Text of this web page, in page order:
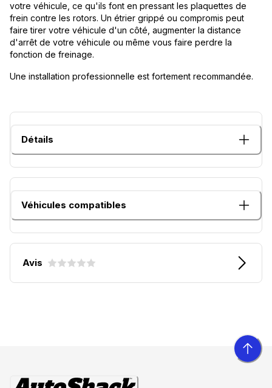
votre véhicule, ce qu'ils font en pressant les plaquettes de
frein contre les rotors. Un étrier grippé ou compromis peut
faire tirer votre véhicule d'un côté, augmenter la distance
d'arrêt de votre véhicule ou même vous faire perdre la
fonction de freinage.
Une installation professionnelle est fortement recommandée.
Détails
Véhicules compatibles
Avis